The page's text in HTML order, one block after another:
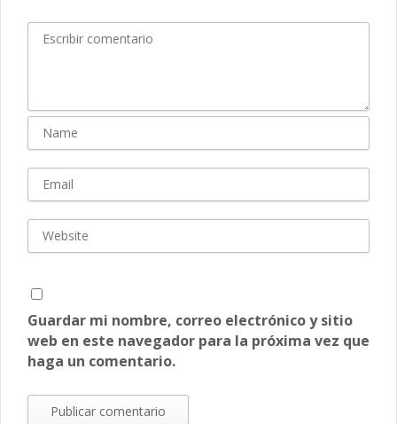
Guardar mi nombre, correo electrónico y sitio
web en este navegador para la próxima vez que
haga un comentario.